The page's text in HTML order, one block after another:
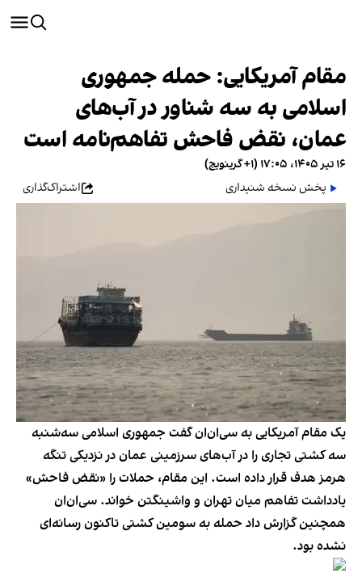
مقام آمریکایی: حمله جمهوری
اسلامی به سه شناور در آب‌های
عمان، نقض فاحش تفاهم‌نامه است
۱۶ تیر ۱۴۰۵، ۱۷:۰۵ (‎+۱ گرینویچ)
پخش نسخه شنیداری
اشتراک‌گذاری
یک مقام آمریکایی به سی‌ان‌ان گفت جمهوری اسلامی سه‌شنبه
سه کشتی تجاری را در آب‌های سرزمینی عمان در نزدیکی تنگه
هرمز هدف قرار داده است. این مقام، حملات را «نقض فاحش»
یادداشت تفاهم میان تهران و واشینگتن خواند. سی‌ان‌ان
همچنین گزارش داد حمله به سومین کشتی تاکنون رسانه‌ای
نشده بود.